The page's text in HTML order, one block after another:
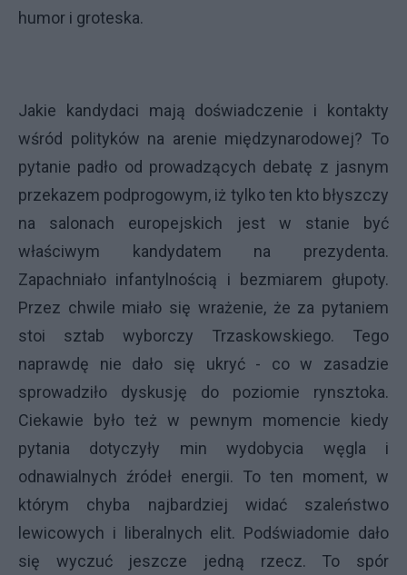
humor i groteska.
Jakie kandydaci mają doświadczenie i kontakty
wśród polityków na arenie międzynarodowej? To
pytanie padło od prowadzących debatę z jasnym
przekazem podprogowym, iż tylko ten kto błyszczy
na salonach europejskich jest w stanie być
właściwym kandydatem na prezydenta.
Zapachniało infantylnością i bezmiarem głupoty.
Przez chwile miało się wrażenie, że za pytaniem
stoi sztab wyborczy Trzaskowskiego. Tego
naprawdę nie dało się ukryć - co w zasadzie
sprowadziło dyskusję do poziomie rynsztoka.
Ciekawie było też w pewnym momencie kiedy
pytania dotyczyły min wydobycia węgla i
odnawialnych źródeł energii. To ten moment, w
którym chyba najbardziej widać szaleństwo
lewicowych i liberalnych elit. Podświadomie dało
się wyczuć jeszcze jedną rzecz. To spór